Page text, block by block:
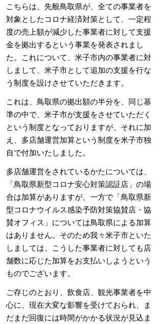
こちらは、先般鳥取県が、全ての事業者を
対象としたコロナ経済対策として、一定程
度の売上額が減少した事業者に対して支援
金を拠出するという事業を発表されまし
た。これについて、米子市内の事業者に対
しまして、米子市として追加の支援を行な
う制度を設けさせていただきます。
これは、鳥取県の拠出額の半分を、同じ基
準の中で、米子市が支援をさせていただく
という制度となっておりますが、それに加
え、多店舗運営加算という制度を米子市独
自で付加いたしました。
多店舗運営をされているかたについては、
「鳥取県新型コロナ安心対策認証店」の場
合は加算がありますが、一方で「鳥取県新
型コロナウイルス感染予防対策協賛店・協
賛オフィス」については鳥取県による加算
はありません。そのため我々米子市といた
しましては、こうした事業者に対しても店
舗数に応じた加算をお支払いしようという
ものでございます。
ご存じのとおり、飲食店、観光事業者を中
心に、現在大変な影響を受けておられ、ま
だまだ回復には時間がかかる状況が見込ま